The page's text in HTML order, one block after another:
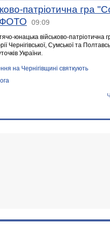
патріотична гра
ФОТО
09:09
юнацька військово-патріотична
Чернігівської, Сумської та
України.
на Чернігівщині святкують